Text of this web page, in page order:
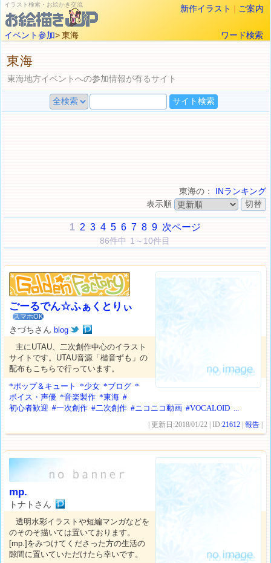
イラスト検索・お絵かき交流 新作イラスト | ご案内
イベント参加> 東海 ワード検索
東海
東海地方イベントへの参加情報が有るサイト
東海の： INランキング
表示順
1 2 3 4 5 6 7 8 9 次ページ
86件中 1～10件目
ごーるでん☆ふぁくとりぃ
スマホOK
きづちさんblog
主にUTAU、二次創作中心のイラスト
サイトです。UTAU音源「槌音ずも」の
配布もこちらで行っています。
*ポップ＆キュート
*少女 *ブログ *
ボイス・声優 *音楽製作 *東海 #
初心者歓迎 #一次創作 #二次創作 #ニコニコ動画 #VOCALOID ...
| 更新日:2018/01/22 | ID:21612 |報告
mp.
トナトさん
透明水彩イラストや短編マンガなどを
のそのそ描いては置いております。
[mp.]をみつけてくださった方の生活の
隙間に置いていただけたら幸いです。